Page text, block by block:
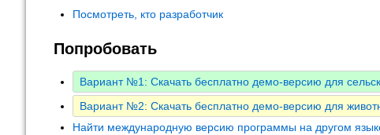
Посмотреть, кто разработчик
Попробовать
Вариант №1: Скачать бесплатно демо-версию для
Вариант №2: Скачать бесплатно демо-версию для
Найти международную версию программы на другом